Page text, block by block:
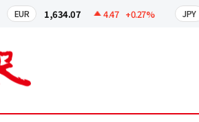
EUR 1,634.07 4.47 +0.27% JPY